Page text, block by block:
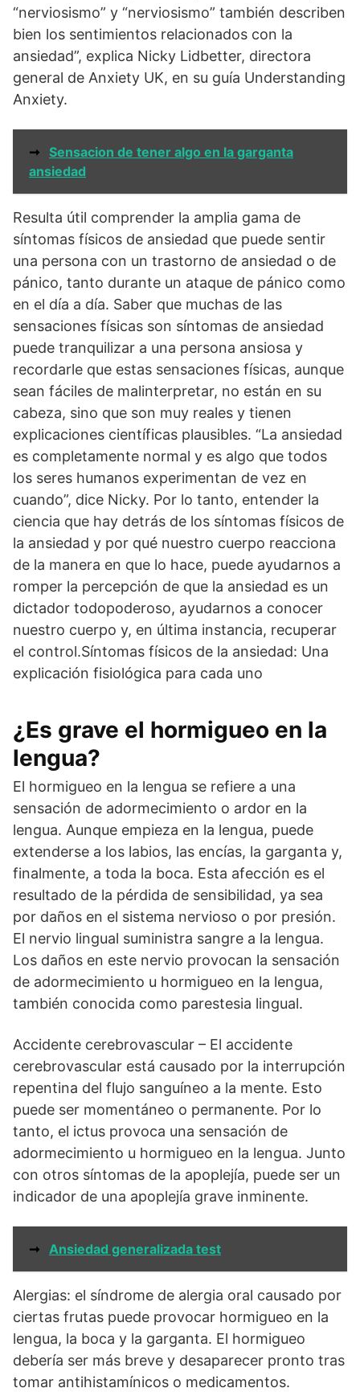
“nerviosismo” y “nerviosismo” también describen
bien los sentimientos relacionados con la
ansiedad”, explica Nicky Lidbetter, directora
general de Anxiety UK, en su guía Understanding
Anxiety.
➞
Sensacion de tener algo en la garganta
ansiedad
Resulta útil comprender la amplia gama de
síntomas físicos de ansiedad que puede sentir
una persona con un trastorno de ansiedad o de
pánico, tanto durante un ataque de pánico como
en el día a día. Saber que muchas de las
sensaciones físicas son síntomas de ansiedad
puede tranquilizar a una persona ansiosa y
recordarle que estas sensaciones físicas, aunque
sean fáciles de malinterpretar, no están en su
cabeza, sino que son muy reales y tienen
explicaciones científicas plausibles. “La ansiedad
es completamente normal y es algo que todos
los seres humanos experimentan de vez en
cuando”, dice Nicky. Por lo tanto, entender la
ciencia que hay detrás de los síntomas físicos de
la ansiedad y por qué nuestro cuerpo reacciona
de la manera en que lo hace, puede ayudarnos a
romper la percepción de que la ansiedad es un
dictador todopoderoso, ayudarnos a conocer
nuestro cuerpo y, en última instancia, recuperar
el control.Síntomas físicos de la ansiedad: Una
explicación fisiológica para cada uno
¿Es grave el hormigueo en la
lengua?
El hormigueo en la lengua se refiere a una
sensación de adormecimiento o ardor en la
lengua. Aunque empieza en la lengua, puede
extenderse a los labios, las encías, la garganta y,
finalmente, a toda la boca. Esta afección es el
resultado de la pérdida de sensibilidad, ya sea
por daños en el sistema nervioso o por presión.
El nervio lingual suministra sangre a la lengua.
Los daños en este nervio provocan la sensación
de adormecimiento u hormigueo en la lengua,
también conocida como parestesia lingual.
Accidente cerebrovascular – El accidente
cerebrovascular está causado por la interrupción
repentina del flujo sanguíneo a la mente. Esto
puede ser momentáneo o permanente. Por lo
tanto, el ictus provoca una sensación de
adormecimiento u hormigueo en la lengua. Junto
con otros síntomas de la apoplejía, puede ser un
indicador de una apoplejía grave inminente.
➞ Ansiedad generalizada test
Alergias: el síndrome de alergia oral causado por
ciertas frutas puede provocar hormigueo en la
lengua, la boca y la garganta. El hormigueo
debería ser más breve y desaparecer pronto tras
tomar antihistamínicos o medicamentos.